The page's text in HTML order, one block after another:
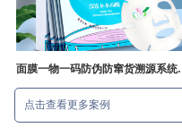
面膜一物
点击查看更多案例